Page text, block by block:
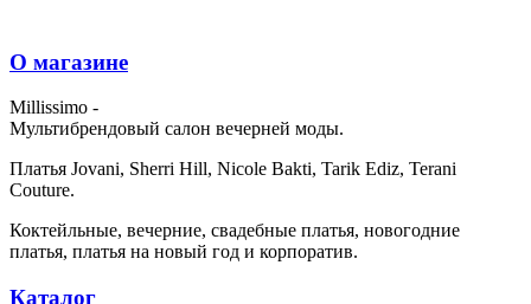
О магазине
Millissimo -
Мультибрендовый салон вечерней моды.
Платья Jovani, Sherri Hill, Nicole Bakti, Tarik Ediz, Terani
Couture.
Коктейльные, вечерние, свадебные платья, новогодние
платья, платья на новый год и корпоратив.
Каталог